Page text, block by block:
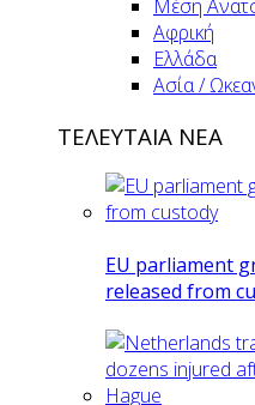
Μέση
Αφρική
Ελλάδα
Ασία /
ΤΕΛΕΥΤΑΙΑ ΝΕΑ
EU parliament
released from